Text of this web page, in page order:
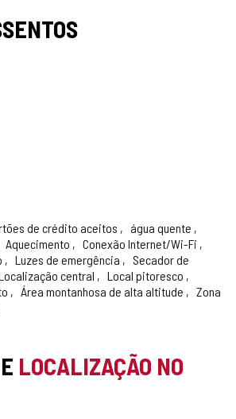
de crédito aceitos
água quente
Aquecimento
Conexão Internet/Wi-Fi
Luzes de emergência
Secador de
central
Local pitoresco
Área montanhosa de alta altitude
Zona
LOCALIZAÇÃO NO